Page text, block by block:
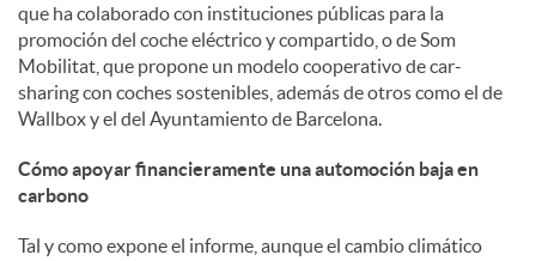
que ha colaborado con instituciones públicas para la
promoción del coche eléctrico y compartido, o de Som
Mobilitat, que propone un modelo cooperativo de car-
sharing con coches sostenibles, además de otros como el de
Wallbox y el del Ayuntamiento de Barcelona.
Cómo apoyar financieramente una automoción baja en
carbono
Tal y como expone el informe, aunque el cambio climático